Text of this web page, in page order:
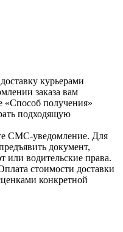
курьерами
заказа вам
«Способ получения»
подходящую
СМС-уведомление. Для
документ,
или водительские права.
стоимости доставки
конкретной